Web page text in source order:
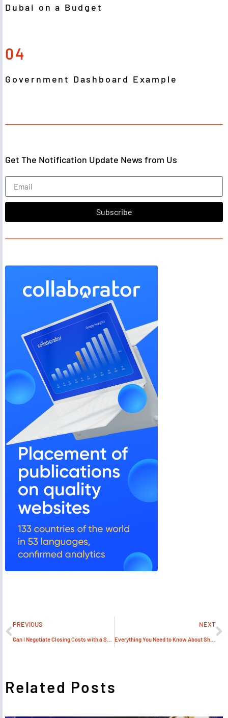
Dubai on a Budget
04
Government Dashboard Example
Get The Notification Update News from Us
Subscribe
PREVIOUS NEXT
Everything You Need to Know About Shipping Canada
Related Posts